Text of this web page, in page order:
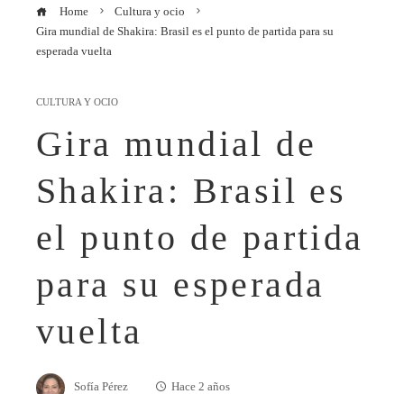
Home
Cultura y ocio
Gira mundial de Shakira: Brasil es el punto de partida para su
esperada vuelta
CULTURA Y OCIO
Gira mundial de
Shakira: Brasil es
el punto de partida
para su esperada
vuelta
Sofía Pérez Hace 2 años